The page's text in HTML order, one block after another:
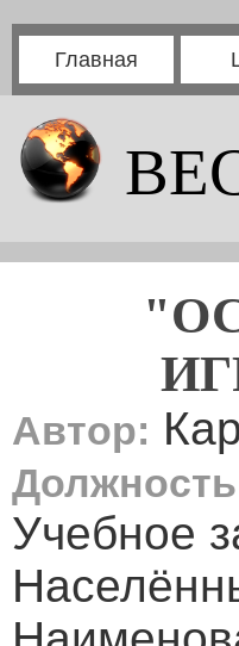
Главная
Автор:
Учебное